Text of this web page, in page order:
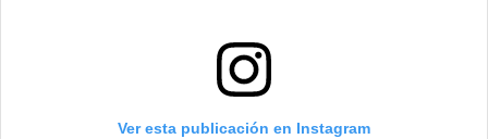
Ver esta publicación en Instagram